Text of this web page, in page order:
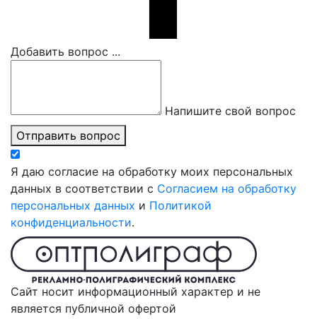
Добавить вопрос ...
Напишите свой вопрос
Отправить вопрос
Я даю согласие на обработку моих персональных
данных в соответствии с Согласием на обработку
персональных данных и Политикой
конфиденциальности.
Сайт носит информационный характер и не
является публичной офертой